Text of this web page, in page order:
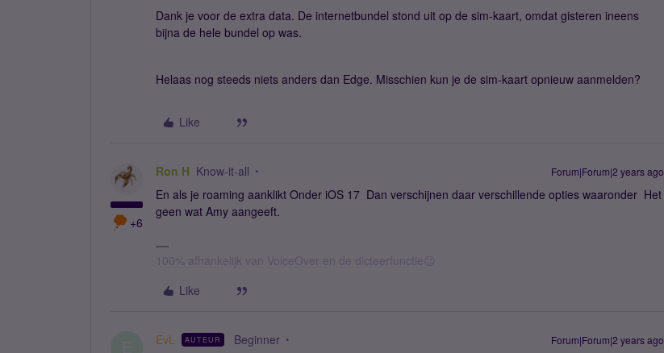
Dank je voor de extra data. De internetbundel stond uit op de sim-kaart, omdat gisteren ineens
bijna de hele bundel op was.
Helaas nog steeds niets anders dan Edge. Misschien kun je de sim-kaart opnieuw aanmelden?
Like
+6
Ron H Know-it-all Forum|Forum|2 years ago
En als je roaming aanklikt Onder iOS 17 Dan verschijnen daar verschillende opties waaronder Het
geen wat Amy aangeeft.
100% afhankelijk van VoiceOver en de dicteerfunctie😉
Like
EvL AUTEUR Beginner Forum|Forum|2 years ago